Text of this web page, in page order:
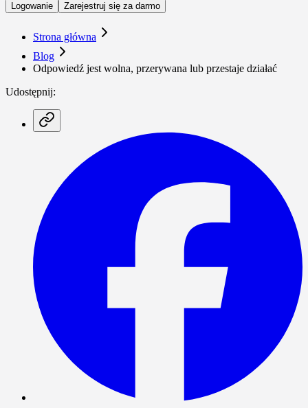
Logowanie Zarejestruj się za darmo
Strona główna
Blog
Odpowiedź jest wolna, przerywana lub przestaje działać
Udostępnij: